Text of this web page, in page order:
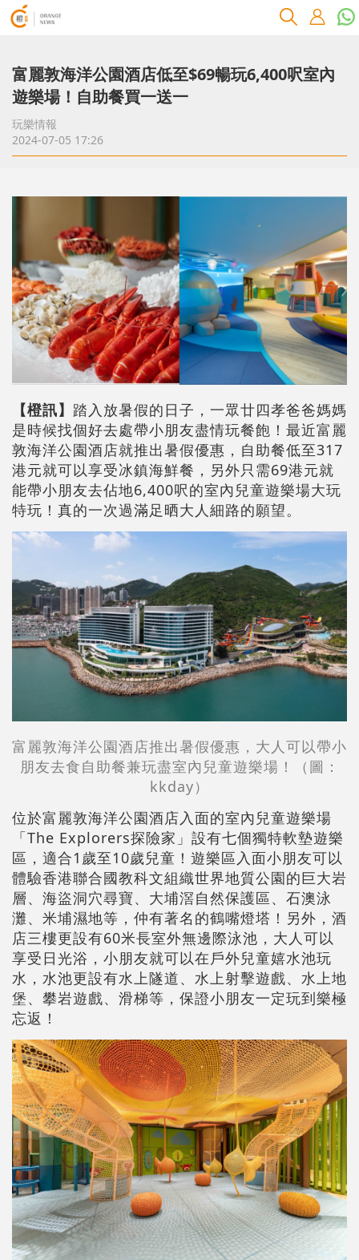
富麗敦海洋公園酒店低至$69暢玩6,400呎室內
遊樂場！自助餐買一送一
玩樂情報
2024-07-05 17:26
【橙訊】 踏入放暑假的日子，一眾廿四孝爸爸媽媽
是時候找個好去處帶小朋友盡情玩餐飽！最近富麗
敦海洋公園酒店就推出暑假優惠，自助餐低至317
港元就可以享受冰鎮海鮮餐，另外只需69港元就
能帶小朋友去佔地6,400呎的室內兒童遊樂場大玩
特玩！真的一次過滿足晒大人細路的願望。
富麗敦海洋公園酒店推出暑假優惠，大人可以帶小
朋友去食自助餐兼玩盡室內兒童遊樂場！（圖：
kkday）
位於富麗敦海洋公園酒店入面的室內兒童遊樂場
「The Explorers探險家」設有七個獨特軟墊遊樂
區，適合1歲至10歲兒童！遊樂區入面小朋友可以
體驗香港聯合國教科文組織世界地質公園的巨大岩
層、海盜洞穴尋寶、大埔滘自然保護區、石澳泳
灘、米埔濕地等，仲有著名的鶴嘴燈塔！另外，酒
店三樓更設有60米長室外無邊際泳池，大人可以
享受日光浴，小朋友就可以在戶外兒童嬉水池玩
水，水池更設有水上隧道、水上射擊遊戲、水上地
堡、攀岩遊戲、滑梯等，保證小朋友一定玩到樂極
忘返！